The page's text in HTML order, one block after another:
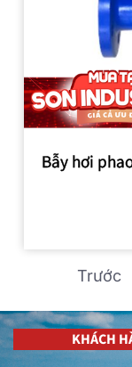
Bẫy hơi
Trước
KHÁCH